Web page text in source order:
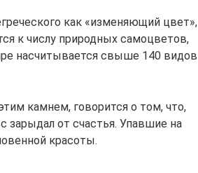
как «изменяющий цвет»,
к числу природных самоцветов,
насчитывается свыше 140 видов
камнем, говорится о том, что,
зарыдал от счастья. Упавшие на
красоты.